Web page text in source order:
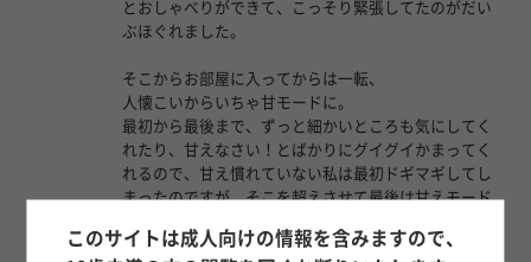
とおしゃべりができて、こっそり緊張してたのがだい
ぶほぐれました。
そこからお部屋に入ってからは一転、
人懐こいからいちゃ甘モードに。
最初から最後まで、ずっと細かいところも気にしてく
れたり、甘えなさい！とばかりにグイグイかまってく
れるので、甘え慣れていない私は最初ドギマギしてし
まったのですが、そこを超えさせて最後は甘えモード
このサイトは成人向けの情報を含みますので、